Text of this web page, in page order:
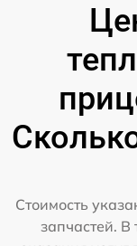
Стоимость
запчастей. В